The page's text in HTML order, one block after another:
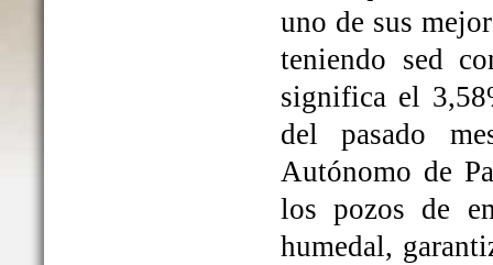
uno de sus
teniendo sed
significa el
del pasado
Autónomo de
los pozos de
humedal,